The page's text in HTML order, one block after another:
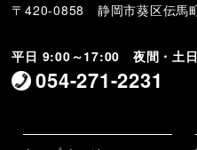
〒420-0858 静岡市葵区伝馬
平日 9:00～17:00 夜間・土
054-271-2231